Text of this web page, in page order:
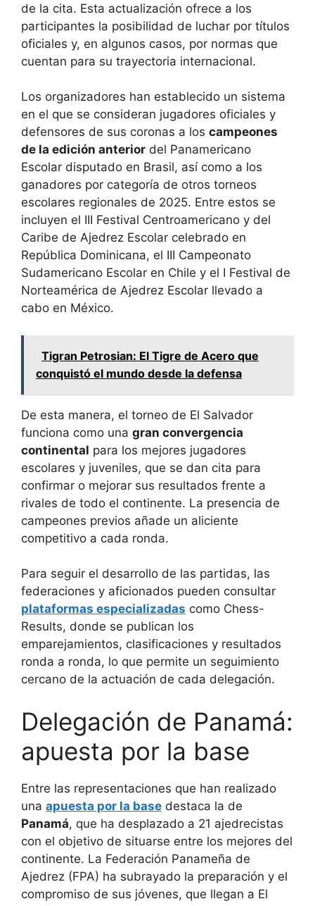
de la cita. Esta actualización ofrece a los
participantes la posibilidad de luchar por títulos
oficiales y, en algunos casos, por normas que
cuentan para su trayectoria internacional.
Los organizadores han establecido un sistema
en el que se consideran jugadores oficiales y
defensores de sus coronas a los campeones
de la edición anterior del Panamericano
Escolar disputado en Brasil, así como a los
ganadores por categoría de otros torneos
escolares regionales de 2025. Entre estos se
incluyen el III Festival Centroamericano y del
Caribe de Ajedrez Escolar celebrado en
República Dominicana, el III Campeonato
Sudamericano Escolar en Chile y el I Festival de
Norteamérica de Ajedrez Escolar llevado a
cabo en México.
Tigran Petrosian: El Tigre de Acero que
conquistó el mundo desde la defensa
De esta manera, el torneo de El Salvador
funciona como una gran convergencia
continental para los mejores jugadores
escolares y juveniles, que se dan cita para
confirmar o mejorar sus resultados frente a
rivales de todo el continente. La presencia de
campeones previos añade un aliciente
competitivo a cada ronda.
Para seguir el desarrollo de las partidas, las
federaciones y aficionados pueden consultar
plataformas especializadas como Chess-
Results, donde se publican los
emparejamientos, clasificaciones y resultados
ronda a ronda, lo que permite un seguimiento
cercano de la actuación de cada delegación.
Delegación de Panamá:
apuesta por la base
Entre las representaciones que han realizado
una apuesta por la base destaca la de
Panamá, que ha desplazado a 21 ajedrecistas
con el objetivo de situarse entre los mejores del
continente. La Federación Panameña de
Ajedrez (FPA) ha subrayado la preparación y el
compromiso de sus jóvenes, que llegan a El